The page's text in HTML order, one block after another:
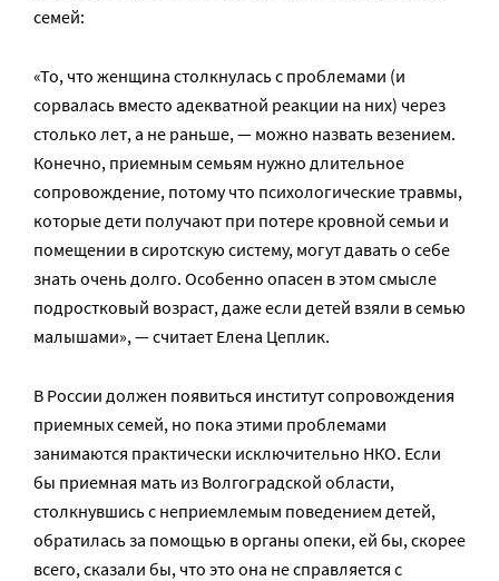
семей:
«То, что женщина столкнулась с проблемами (и
сорвалась вместо адекватной реакции на них) через
столько лет, а не раньше, — можно назвать везением.
Конечно, приемным семьям нужно длительное
сопровождение, потому что психологические травмы,
которые дети получают при потере кровной семьи и
помещении в сиротскую систему, могут давать о себе
знать очень долго. Особенно опасен в этом смысле
подростковый возраст, даже если детей взяли в семью
малышами», — считает Елена Цеплик.
В России должен появиться институт сопровождения
приемных семей, но пока этими проблемами
занимаются практически исключительно НКО. Если
бы приемная мать из Волгоградской области,
столкнувшись с неприемлемым поведением детей,
обратилась за помощью в органы опеки, ей бы, скорее
всего, сказали бы, что это она не справляется с